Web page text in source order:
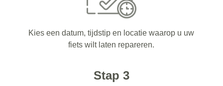
Kies een datum, tijdstip en locatie waarop u uw
fiets wilt laten repareren.
Stap 3